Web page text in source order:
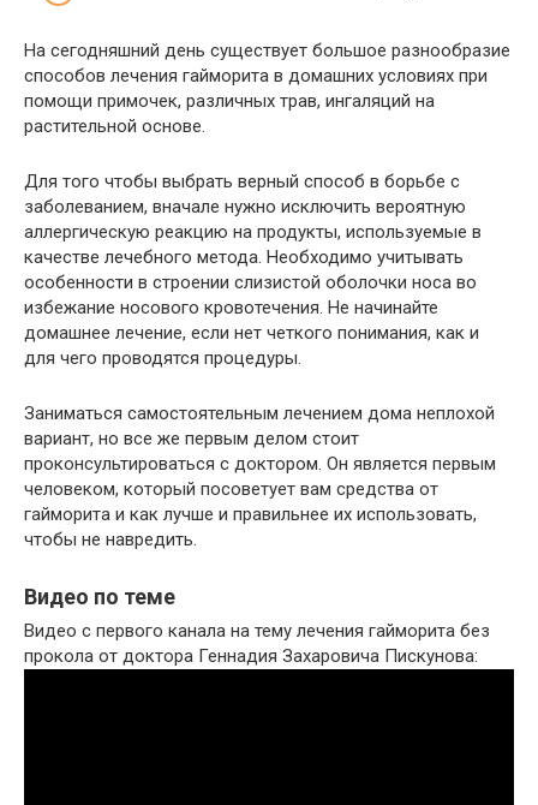
На сегодняшний день существует большое разнообразие
способов лечения гайморита в домашних условиях при
помощи примочек, различных трав, ингаляций на
растительной основе.
Для того чтобы выбрать верный способ в борьбе с
заболеванием, вначале нужно исключить вероятную
аллергическую реакцию на продукты, используемые в
качестве лечебного метода. Необходимо учитывать
особенности в строении слизистой оболочки носа во
избежание носового кровотечения. Не начинайте
домашнее лечение, если нет четкого понимания, как и
для чего проводятся процедуры.
Заниматься самостоятельным лечением дома неплохой
вариант, но все же первым делом стоит
проконсультироваться с доктором. Он является первым
человеком, который посоветует вам средства от
гайморита и как лучше и правильнее их использовать,
чтобы не навредить.
Видео по теме
Видео с первого канала на тему лечения гайморита без
прокола от доктора Геннадия Захаровича Пискунова: